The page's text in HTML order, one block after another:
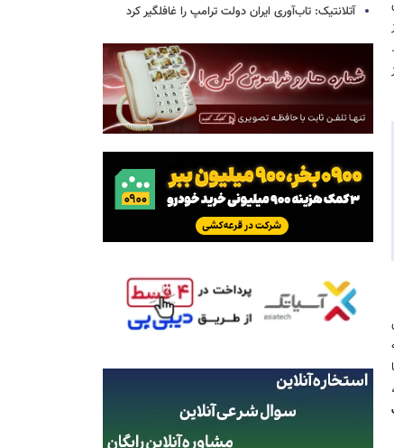
آتلانتیک: تاب‌آوری ایران دولت ترامپ را غافلگیر کرد